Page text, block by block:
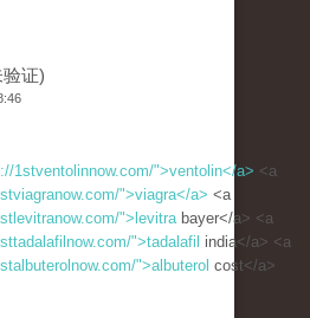
证)
1stventolinnow.com/">ventolin</a> <a
">viagra</a> <a
">levitrabayer</a> <a
">tadalafil india</a> <a
">albuterol cost</a>